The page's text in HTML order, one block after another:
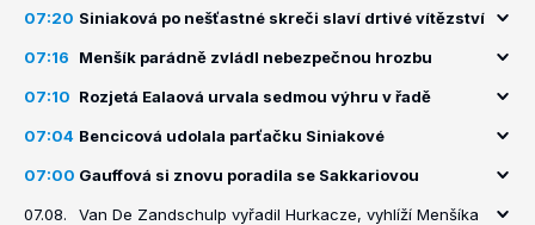
07:20 Siniaková po nešťastné skreči slaví drtivé vítězství
07:16 Menšík parádně zvládl nebezpečnou hrozbu
07:10 Rozjetá Ealaová urvala sedmou výhru v řadě
07:04 Bencicová udolala parťačku Siniakové
07:00 Gauffová si znovu poradila se Sakkariovou
07.08. Van De Zandschulp vyřadil Hurkacze, vyhlíží Menšíka